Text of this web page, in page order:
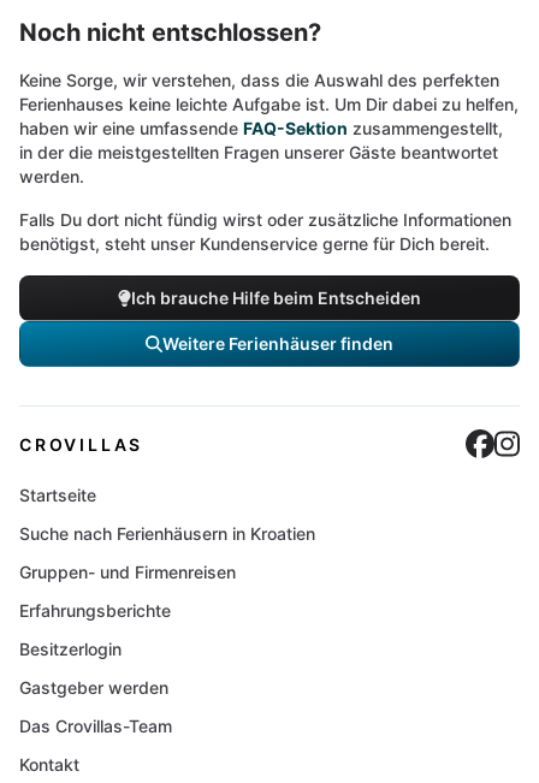
Noch nicht entschlossen?
Keine Sorge, wir verstehen, dass die Auswahl des perfekten
Ferienhauses keine leichte Aufgabe ist. Um Dir dabei zu helfen,
haben wir eine umfassende FAQ-Sektion zusammengestellt,
in der die meistgestellten Fragen unserer Gäste beantwortet
werden.
Falls Du dort nicht fündig wirst oder zusätzliche Informationen
benötigst, steht unser Kundenservice gerne für Dich bereit.
Ich brauche Hilfe beim Entscheiden
Weitere Ferienhäuser finden
CROVILLAS
Startseite
Suche nach Ferienhäusern in Kroatien
Gruppen- und Firmenreisen
Erfahrungsberichte
Besitzerlogin
Gastgeber werden
Das Crovillas-Team
Kontakt